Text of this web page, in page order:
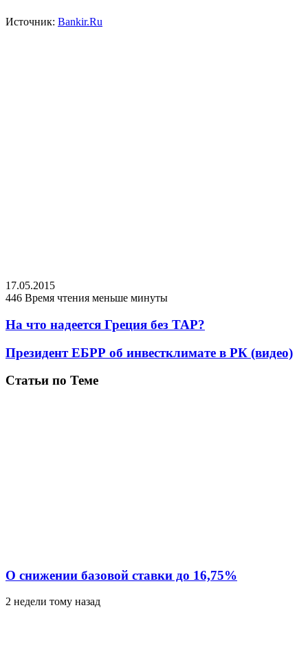
Источник: Bankir.Ru
17.05.2015
446 Время чтения меньше минуты
На что надеется Греция без TAP?
Президент ЕБРР об инвестклимате в РК (видео)
Статьи по Теме
О снижении базовой ставки до 16,75%
2 недели тому назад